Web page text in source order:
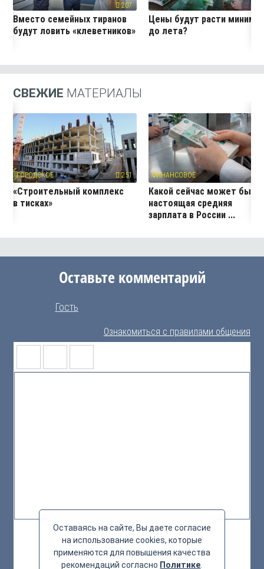
207
Вместо семейных тиранов
будут ловить «клеветников»
Цены будут расти
до лета?
СВЕЖИЕ МАТЕРИАЛЫ
ГОРОДСКОЕ 251
«Строительный комплекс
в тисках»
ФИНАНСОВОЕ
Какой сейчас может быть
настоящая средняя
зарплата в России ...
Оставьте комментарий
Гость
Ознакомиться с правилами общения
Оставаясь на сайте, Вы даете согласие
на использование cookies, которые
применяются для повышения качества
рекомендаций согласно Политике